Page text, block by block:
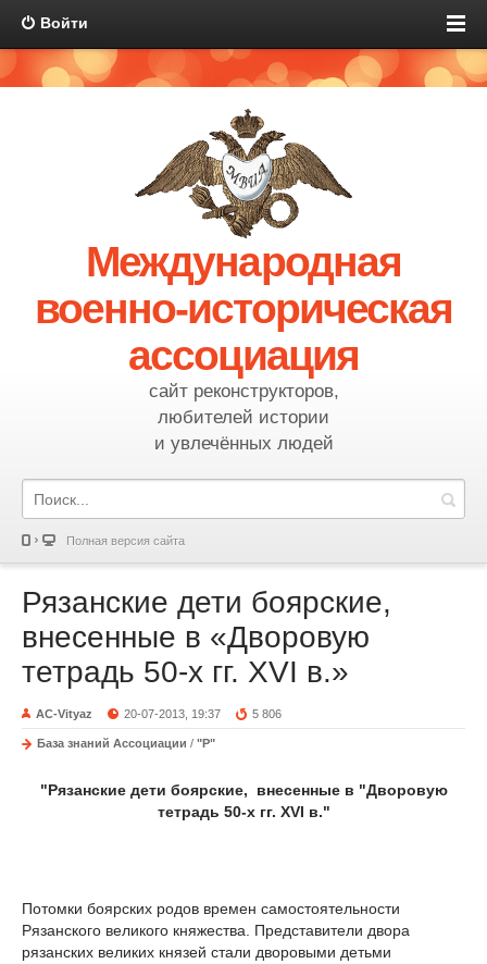
Войти
Международная
военно-историческая
ассоциация
сайт реконструкторов,
любителей истории
и увлечённых людей
Полная версия сайта
Рязанские дети боярские,
внесенные в «Дворовую
тетрадь 50-х гг. XVI в.»
AC-Vityaz 20-07-2013, 19:37 5 806
База знаний Ассоциации / "Р"
"Рязанские дети боярские,
внесенные в "Дворовую
тетрадь 50-х гг. XVI в."
Потомки боярских родов времен самостоятельнос­ти
Рязанского великого княжества. Представители двора
рязанских великих князей стали дворовыми детьми